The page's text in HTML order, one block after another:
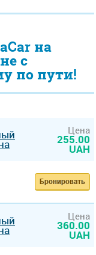
на
с
по пути!
Цена
255.00
UAH
Бронировать
Цена
360.00
UAH